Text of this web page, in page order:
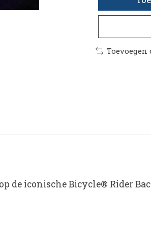
de iconische Bicycle® Rider